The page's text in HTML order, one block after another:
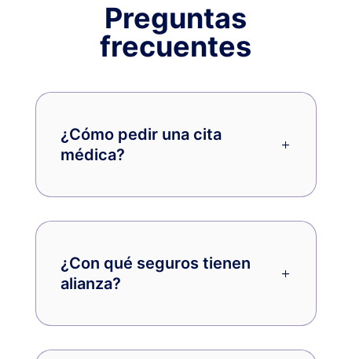
Preguntas
frecuentes
¿Cómo pedir una cita
médica?
¿Con qué seguros tienen
alianza?